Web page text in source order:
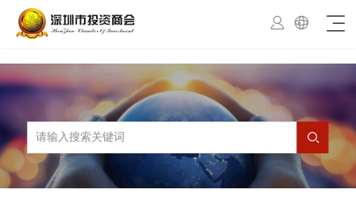

 